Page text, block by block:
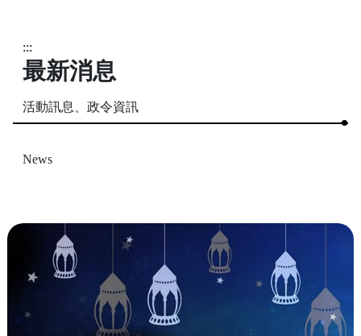
:::
最新消息
活動訊息、政令資訊
News